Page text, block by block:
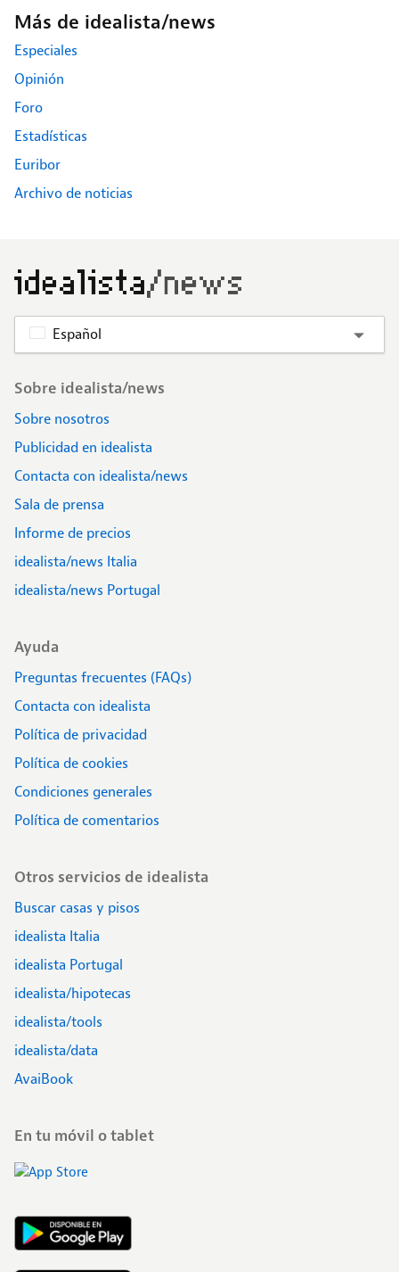
Más de idealista/news
Especiales
Opinión
Foro
Estadísticas
Euribor
Archivo de noticias
Español
Footer
Sobre idealista/news
Sobre nosotros
Publicidad en idealista
Contacta con idealista/news
Sala de prensa
Informe de precios
idealista/news Italia
idealista/news Portugal
Ayuda
Preguntas frecuentes (FAQs)
Contacta con idealista
Política de privacidad
Política de cookies
Condiciones generales
Política de comentarios
Otros servicios de idealista
Buscar casas y pisos
idealista Italia
idealista Portugal
idealista/hipotecas
idealista/tools
idealista/data
AvaiBook
En tu móvil o tablet